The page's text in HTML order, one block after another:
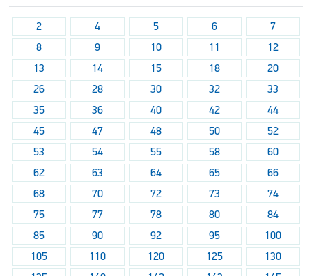
2 4 5 6
7
8
9 10 11
12
13
14 15 18
20
26
28 30 32
33
35
36 40 42
44
45
47 48 50
52
53
54 55 58
60
62
63 64 65
66
68
70 72 73
74
75
77 78 80
84
85
90 92 95
100
105
110 120 125
130